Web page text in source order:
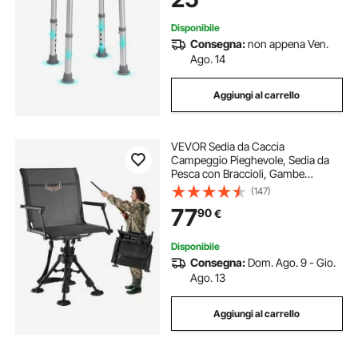
Piedini Antiscivoli
Disponibile
Consegna:non appena Ven.
Ago. 14
Aggiungi al carrello
VEVOR Sedia da Caccia
Campeggio Pieghevole, Sedia da
Pesca con Braccioli, Gambe
Regolabili Capacità di Carico 158
kg, Rotazione Silenziosa a 360°, per
Giardino, Esterno, Picnic
(147)
7790€
Disponibile
Consegna: Dom. Ago. 9 - Gio.
Ago. 13
Aggiungi al carrello